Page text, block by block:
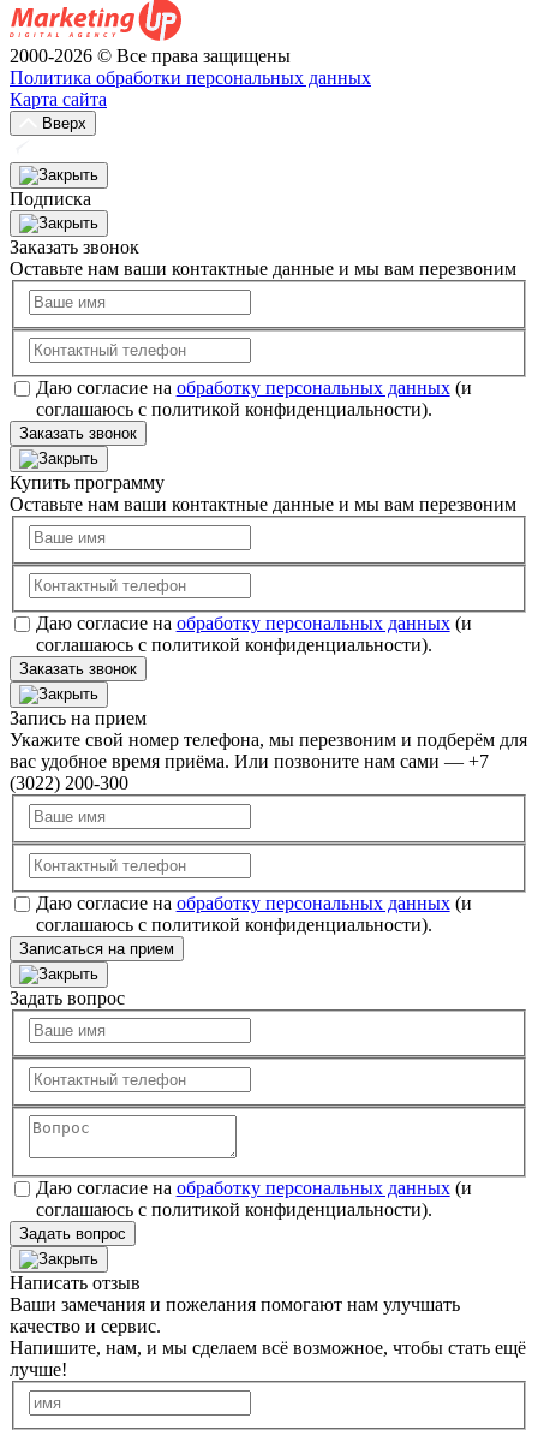
2000-2026 © Все права защищены
Политика обработки персональных данных
Карта сайта
Вверх
Подписка
Заказать звонок
Оставьте нам ваши контактные данные и мы вам перезвоним
Даю согласие на обработку персональных данных(и
соглашаюсь с политикой конфиденциальности).
Заказать звонок
Купить программу
Оставьте нам ваши контактные данные и мы вам перезвоним
Даю согласие на обработку персональных данных(и
соглашаюсь с политикой конфиденциальности).
Заказать звонок
Запись на прием
Укажите свой номер телефона, мы перезвоним и подберём для
вас удобное время приёма. Или позвоните нам сами — +7
(3022) 200-300
Даю согласие на обработку персональных данных(и
соглашаюсь с политикой конфиденциальности).
Записаться на прием
Задать вопрос
Даю согласие на обработку персональных данных(и
соглашаюсь с политикой конфиденциальности).
Задать вопрос
Написать отзыв
Ваши замечания и пожелания помогают нам улучшать
качество и сервис.
Напишите, нам, и мы сделаем всё возможное, чтобы стать ещё
лучше!